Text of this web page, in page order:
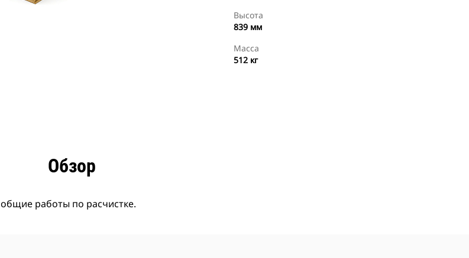
Высота
839 мм
Масса
512 кг
Обзор
работы по расчистке.